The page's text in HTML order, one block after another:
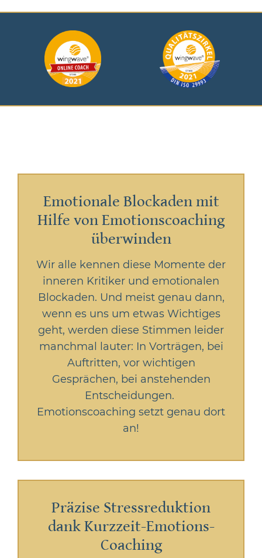
Emotionale Blockaden mit
Hilfe von Emotionscoaching
überwinden
Wir alle kennen diese Momente der
inneren Kritiker und emotionalen
Blockaden. Und meist genau dann,
wenn es uns um etwas Wichtiges
geht, werden diese Stimmen leider
manchmal lauter: In Vorträgen, bei
Auftritten, vor wichtigen
Gesprächen, bei anstehenden
Entscheidungen.
Emotionscoaching setzt genau dort
an!
Präzise Stressreduktion
dank Kurzzeit-Emotions-
Coaching